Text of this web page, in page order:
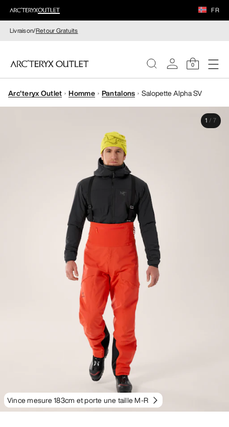
FR
Livraison/Retour Gratuits
0
FEMME
Arc'teryx Outlet Homme Pantalons Salopette Alpha SV
Vince mesure 183cm et porte une taille M-R
1 / 7